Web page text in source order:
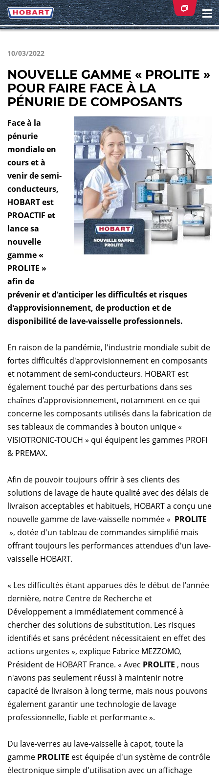
10/03/2022
NOUVELLE GAMME « PROLITE »
POUR FAIRE FACE À LA
PÉNURIE DE COMPOSANTS
Face à la
pénurie
mondiale en
cours et à
venir de semi-
conducteurs,
HOBART est
PROACTIF et
lance sa
nouvelle
gamme «
PROLITE »
afin de
prévenir et d'anticiper les difficultés et risques
d'approvisionnement, de production et de
disponibilité de lave-vaisselle professionnels.
En raison de la pandémie, l'industrie mondiale subit de
fortes difficultés d'approvisionnement en composants
et notamment de semi-conducteurs. HOBART est
également touché par des perturbations dans ses
chaînes d'approvisionnement, notamment en ce qui
concerne les composants utilisés dans la fabrication de
ses tableaux de commandes à bouton unique «
VISIOTRONIC-TOUCH » qui équipent les gammes PROFI
& PREMAX.
Afin de pouvoir toujours offrir à ses clients des
solutions de lavage de haute qualité avec des délais de
livraison acceptables et habituels, HOBART a conçu une
nouvelle gamme de lave-vaisselle nommée « PROLITE
», dotée d'un tableau de commandes simplifié mais
offrant toujours les performances attendues d'un lave-
vaisselle HOBART.
« Les difficultés étant apparues dès le début de l'année
dernière, notre Centre de Recherche et
Développement a immédiatement commencé à
chercher des solutions de substitution. Les risques
identifiés et sans précédent nécessitaient en effet des
actions urgentes », explique Fabrice MEZZOMO,
Président de HOBART France. « Avec PROLITE , nous
n'avons pas seulement réussi à maintenir notre
capacité de livraison à long terme, mais nous pouvons
également garantir une technologie de lavage
professionnelle, fiable et performante ».
Du lave-verres au lave-vaisselle à capot, toute la
gamme PROLITE est équipée d'un système de contrôle
électronique simple d'utilisation avec un affichage